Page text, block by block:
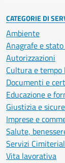
CATEGORIE DI
Ambiente
Anagrafe e
Autorizzazioni
Cultura e tempo
Documenti e
Educazione e
Giustizia e
Imprese e
Salute,
Servizi
Vita lavorativa